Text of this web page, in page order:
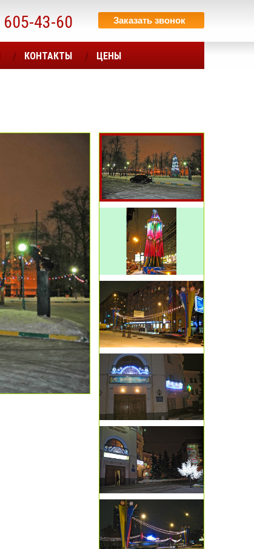
Заказать звонок
605-43-60
КОНТАКТЫ ЦЕНЫ